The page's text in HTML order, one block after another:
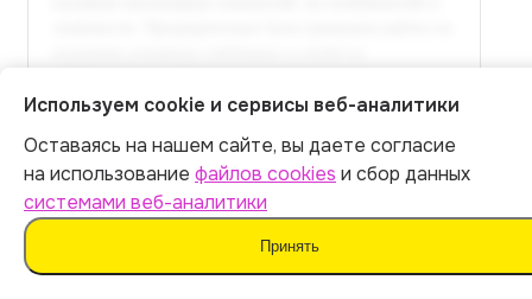
Полный текст доступен
в расширенной версии
Оплатить 399 р.
Итог:399р.
Оплатить
Используем cookie и сервисы веб-аналитики
Оставаясь на нашем сайте, вы даете согласие
на использование файлов cookies и сбор данных
системами веб-аналитики
Принять